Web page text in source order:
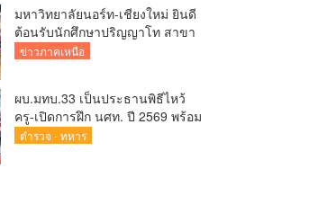
มหาวิทยาลัยนอร์ท-เชียงใหม่ ยินดี
ต้อนรับนักศึกษาปริญญาโท สาขา
การบริหารการศึกษา
ข่าวภาคเหนือ
ผบ.มทบ.33 เป็นประธานพิธีไหว้
ครู-เปิดการฝึก นศท. ปี 2569 พร้อม
มอบรางวัล นศท.ดีเด่น และนำ
ตำรวจ - ทหาร